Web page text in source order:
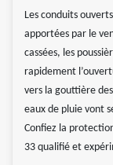
Les conduits
apportées par le
cassées, les
rapidement
vers la gouttière
eaux de pluie vont
Confiez la
33 qualifié et